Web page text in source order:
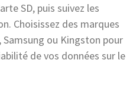
SD, puis suivez les
Choisissez des marques
Samsung ou Kingston pour
de vos données sur le